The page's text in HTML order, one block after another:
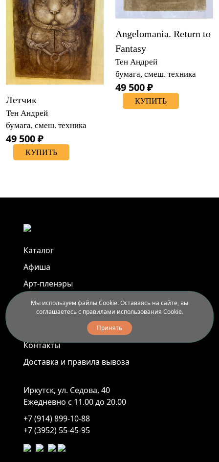
Летчик
Тен Андрей
бумага, смеш. техника
49 500 ₽
КУПИТЬ
Angelomania. Return to
Fantasy
Тен Андрей
бумага, смеш. техника
49 500 ₽
КУПИТЬ
Каталог
Афиша
Арт-пленэры
Услуги
Контакты
Доставка и правила вывоза
Иркутск, ул. Седова, 40
Ежедневно с 11.00 до 20.00
+7 (914) 899-10-88
+7 (3952) 55-45-95
Мы используем файлы Cookie. Оставаясь на сайте, вы
соглашаетесь с правилами использования Cookie.
Принять